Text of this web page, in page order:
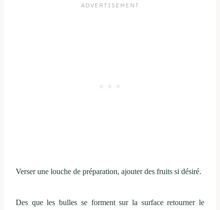
Verser une louche de préparation, ajouter des fruits si désiré.
Des que les bulles se forment sur la surface retourner le